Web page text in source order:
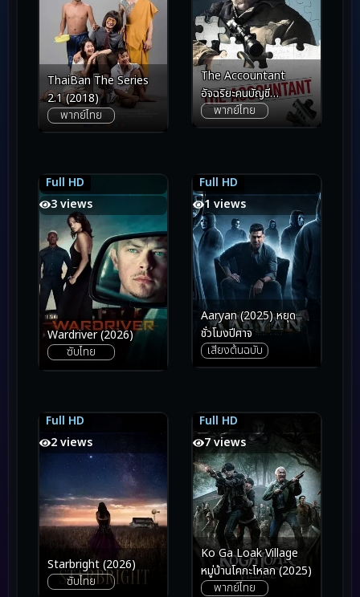
ThaiBan The Series
2.1 (2018)
พากย์ไทย
The Accountant
อัจฉริยะคนบัญชี
เพชฌฆาต (2016)
พากย์ไทย
Full HD
6.7
3 views
6.7
Wardriver (2026)
ซับไทย
Full HD
7.5
1 views
7.5
Aaryan (2025) หยุด
ชั่วโมงปีศาจ
เสียงต้นฉบับ
Full HD
7.4
2 views
7.4
Starbright (2026)
ซับไทย
Full HD
5.1
7 views
5.1
Ko Ga Loak Village
หมู่บ้านโคกะโหลก (2025)
พากย์ไทย